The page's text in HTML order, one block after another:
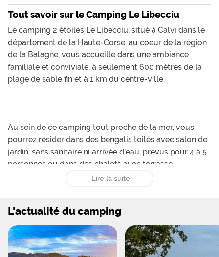
Tout savoir sur le Camping Le Libecciu
Le camping 2 étoiles Le Libecciu, situé à Calvi dans le
département de la Haute-Corse, au coeur de la région
de la Balagne, vous accueille dans une ambiance
familiale et conviviale, à seulement 600 mètres de la
plage de sable fin et à 1 km du centre-ville.
Au sein de ce camping tout proche de la mer, vous
pourrez résider dans des bengalis toilés avec salon de
jardin, sans sanitaire ni arrivée d'eau, prévus pour 4 à 5
personnes ou dans des chalets avec terrasse
aménagée, tout équipés et pouvant héberger jusqu'à 6
et semi-ombragés, avec ou sans branchement
électrique.
Lire la suite
L'actualité du camping